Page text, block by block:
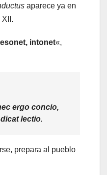
aparece ya en
intonet«,
ergo concio,
lectio.
prepara al pueblo